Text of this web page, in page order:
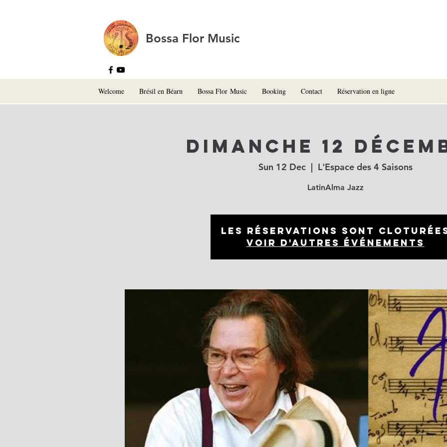
Bossa Flor Music
Welcome Brésil en Béarn Bossa Flor Music Booking Contact Réservation en ligne
Dimanche 12
Sun 12 Dec
  |
L'Espace des 4 Saisons
LatinAlma Jazz
Les réservations sont
Voir d'autres événements